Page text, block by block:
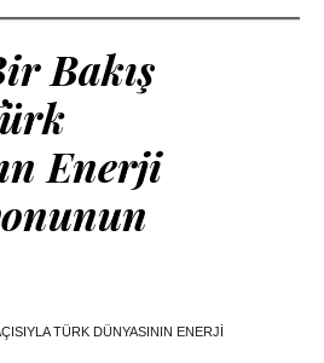
Bakış
Enerji
TÜRK DÜNYASININ ENERJI